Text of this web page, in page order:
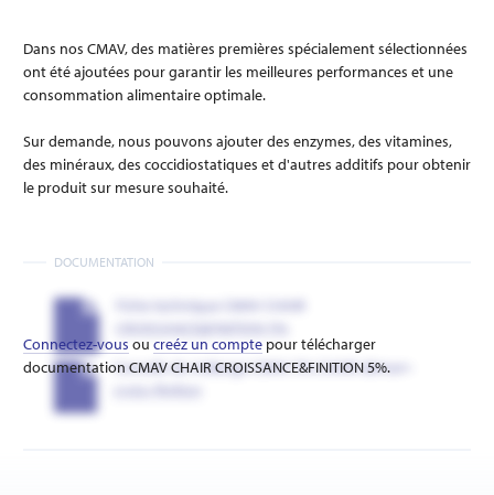
Dans nos CMAV, des matières premières spécialement sélectionnées
ont été ajoutées pour garantir les meilleures performances et une
consommation alimentaire optimale.
Sur demande, nous pouvons ajouter des enzymes, des vitamines,
des minéraux, des coccidiostatiques et d'autres additifs pour obtenir
le produit sur mesure souhaité.
DOCUMENTATION
Fiche technique CMAV CHAIR
Conseils de mélange CMAV 5% CHAIR démarr-
Connectez-vous ou creéz un compte pour télécharger
documentation CMAV CHAIR CROISSANCE&FINITION 5%.